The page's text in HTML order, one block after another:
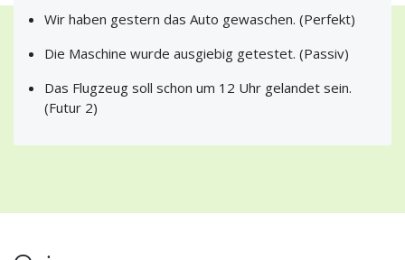
Wir haben gestern das Auto gewaschen. (Perfekt)
Die Maschine wurde ausgiebig getestet. (Passiv)
Das Flugzeug soll schon um 12 Uhr gelandet sein.
(Futur 2)